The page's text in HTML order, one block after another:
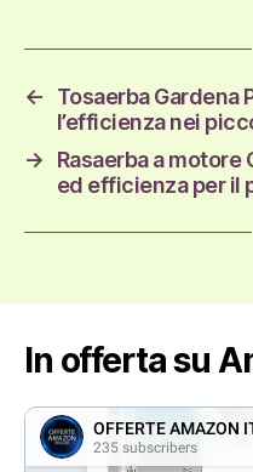
←
Tosaerba Gardena
l’efficienza nei
→
Rasaerba a
ed efficienza per il
In offerta su